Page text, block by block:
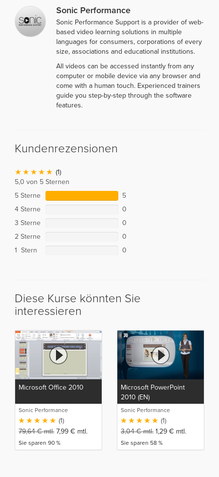
Sonic Performance
Sonic Performance Support is a provider of web-
based video learning solutions in multiple
languages for consumers, corporations of every
size, associations and educational institutions.
All videos can be accessed instantly from any
computer or mobile device via any browser and
come with a human touch. Experienced trainers
guide you step-by-step through the software
features.
Kundenrezensionen
(1)
5,0 von 5 Sternen
5 Sterne
5
4 Sterne
0
3 Sterne
0
2 Sterne
0
1 Stern
0
Diese Kurse könnten Sie
interessieren
Microsoft Office 2010
Sonic Performance
(1)
79,64€mtl. 7,99 € mtl.
Sie sparen 90 %
Microsoft PowerPoint
2010 (EN)
Sonic Performance
(1)
3,04€mtl. 1,29 € mtl.
Sie sparen 58 %